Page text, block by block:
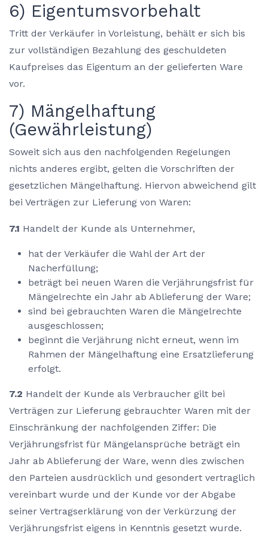
6) Eigentumsvorbehalt
Tritt der Verkäufer in Vorleistung, behält er sich bis
zur vollständigen Bezahlung des geschuldeten
Kaufpreises das Eigentum an der gelieferten Ware
vor.
7) Mängelhaftung
(Gewährleistung)
Soweit sich aus den nachfolgenden Regelungen
nichts anderes ergibt, gelten die Vorschriften der
gesetzlichen Mängelhaftung. Hiervon abweichend gilt
bei Verträgen zur Lieferung von Waren:
7.1 Handelt der Kunde als Unternehmer,
hat der Verkäufer die Wahl der Art der
Nacherfüllung;
beträgt bei neuen Waren die Verjährungsfrist für
Mängelrechte ein Jahr ab Ablieferung der Ware;
sind bei gebrauchten Waren die Mängelrechte
ausgeschlossen;
beginnt die Verjährung nicht erneut, wenn im
Rahmen der Mängelhaftung eine Ersatzlieferung
erfolgt.
7.2 Handelt der Kunde als Verbraucher gilt bei
Verträgen zur Lieferung gebrauchter Waren mit der
Einschränkung der nachfolgenden Ziffer: Die
Verjährungsfrist für Mängelansprüche beträgt ein
Jahr ab Ablieferung der Ware, wenn dies zwischen
den Parteien ausdrücklich und gesondert vertraglich
vereinbart wurde und der Kunde vor der Abgabe
seiner Vertragserklärung von der Verkürzung der
Verjährungsfrist eigens in Kenntnis gesetzt wurde.